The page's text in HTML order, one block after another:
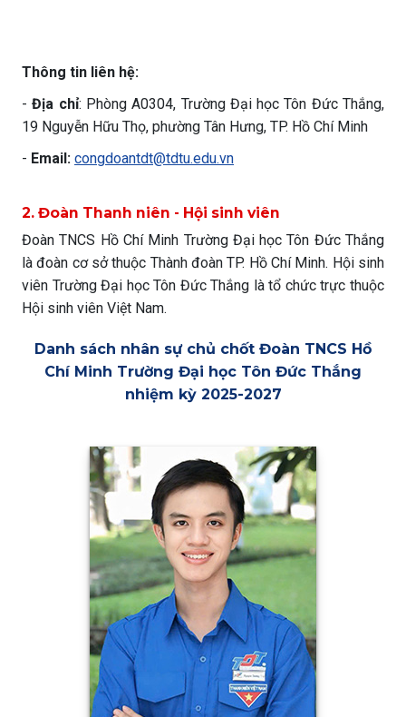
Thông tin liên hệ:
-Địa chỉ: Phòng A0304, Trường Đại học Tôn Đức Thắng,
19 Nguyễn Hữu Thọ, phường Tân Hưng, TP. Hồ Chí Minh
- Email: congdoantdt@tdtu.edu.vn
2. Đoàn Thanh niên - Hội sinh viên
Đoàn TNCS Hồ Chí Minh Trường Đại học Tôn Đức Thắng
là đoàn cơ sở thuộc Thành đoàn TP. Hồ Chí Minh. Hội sinh
viên Trường Đại học Tôn Đức Thắng là tổ chức trực thuộc
Hội sinh viên Việt Nam.
Danh sách nhân sự chủ chốt Đoàn TNCS Hồ
Chí Minh Trường Đại học Tôn Đức Thắng
nhiệm kỳ 2025-2027